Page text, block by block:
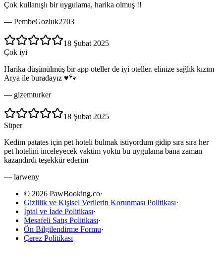
Çok kullanışlı bir uygulama, harika olmuş !!
— PembeGozluk2703
18 Şubat 2025
Çok iyi
Harika düşünülmüş bir app oteller de iyi oteller. elinize sağlık kızım
Arya ile buradayız ♥️🐾
— gizemturker
18 Şubat 2025
Süper
Kedim patates için pet hoteli bulmak istiyordum gidip sıra sıra her
pet hotelini inceleyecek vaktim yoktu bu uygulama bana zaman
kazandırdı teşekkür ederim
— larweny
© 2026 PawBooking.co·
Gizlilik ve Kişisel Verilerin Korunması Politikası·
İptal ve İade Politikası·
Mesafeli Satış Politikası·
Ön Bilgilendirme Formu·
Çerez Politikası